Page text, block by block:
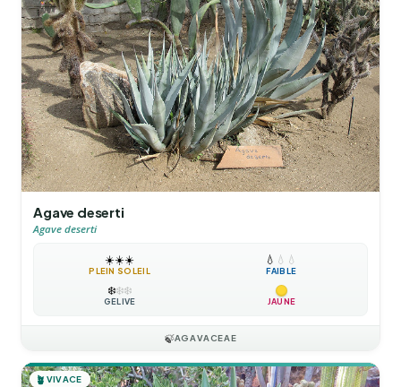
Agave deserti
Agave deserti
☀️☀️☀️
PLEIN SOLEIL
💧 💧 💧
FAIBLE
❄️❄️❄️
GÉLIVE JAUNE
🍃AGAVACEAE
🪴 VIVACE